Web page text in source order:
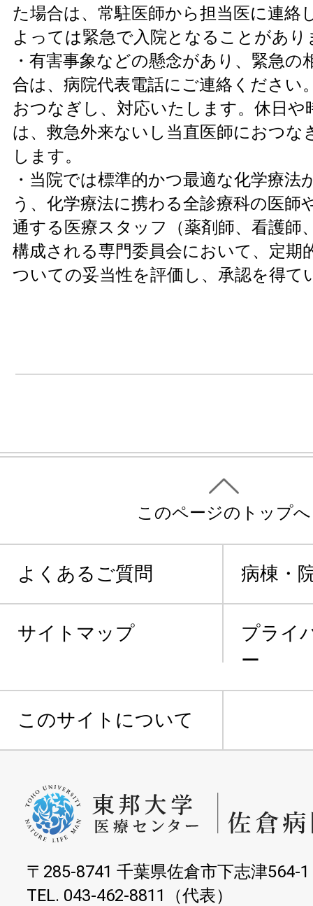
た場合は、常駐医師から担当医に連絡
よっては緊急で入院となることがあり
・有害事象などの懸念があり、緊急の
合は、病院代表電話にご連絡ください
おつなぎし、対応いたします。休日や
は、救急外来ないし当直医師におつな
します。
・当院では標準的かつ最適な化学療法
う、化学療法に携わる全診療科の医師
通する医療スタッフ（薬剤師、看護師
構成される専門委員会において、定期
ついての妥当性を評価し、承認を得て
このページのトップへ
よくあるご質問 病棟・
サイトマップ
プライ
ー
このサイトについて
〒285-8741 千葉県佐倉市下志津564-1
TEL. 043-462-8811（代表）